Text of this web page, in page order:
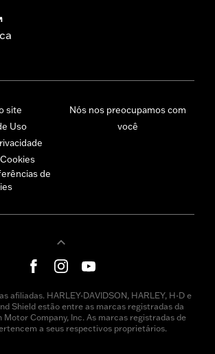
site
Uso
de
Nós nos preocupamos com
você
afiliadas. HARLEY-DAVIDSON, HARLEY, H-D e
Shield estão entre as marcas registradas da
Motor Company, Inc. As marcas registradas de
a seus respectivos proprietários.